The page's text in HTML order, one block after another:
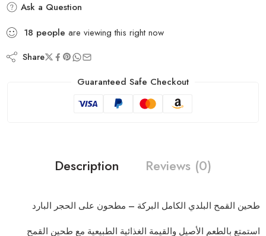
Ask a Question
18 people are viewing this right now
Share
Guaranteed Safe Checkout
Description Reviews (0)
طحين القمح البلدي الكامل البركة – مطحون على الحجر البارد
استمتع بالطعم الأصيل والقيمة الغذائية الطبيعية مع طحين القمح